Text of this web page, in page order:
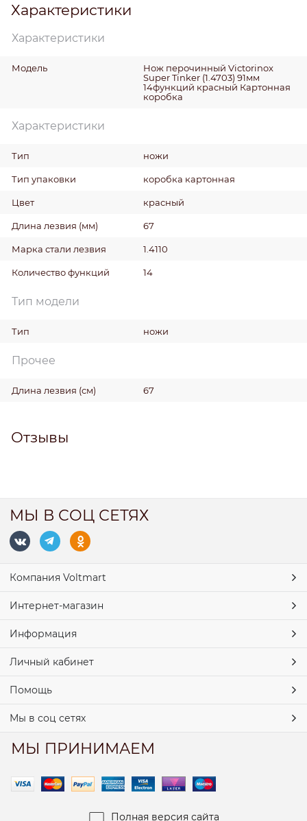
Характеристики
Характеристики
Модель
Нож перочинный Victorinox
Super Tinker (1.4703) 91мм
14функций красный Картонная
коробка
Характеристики
Тип ножи
Тип упаковки коробка картонная
Цвет красный
Длина лезвия (мм) 67
Марка стали лезвия 1.4110
Количество функций 14
Тип модели
Тип ножи
Прочее
Длина лезвия (см) 67
Отзывы
МЫ В СОЦ СЕТЯХ
Компания Voltmart
Интернет-магазин
Информация
Личный кабинет
Помощь
Мы в соц сетях
МЫ ПРИНИМАЕМ
Полная версия сайта